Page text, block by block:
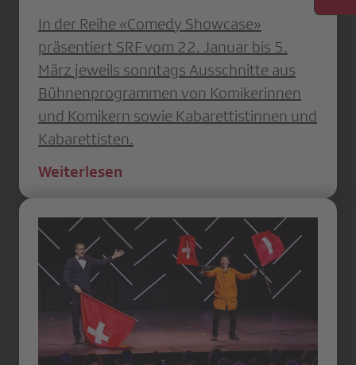
In der Reihe «Comedy Showcase»
präsentiert SRF vom 22. Januar bis 5.
März jeweils sonntags Ausschnitte aus
Bühnenprogrammen von Komikerinnen
und Komikern sowie Kabarettistinnen und
Kabarettisten.
Weiterlesen